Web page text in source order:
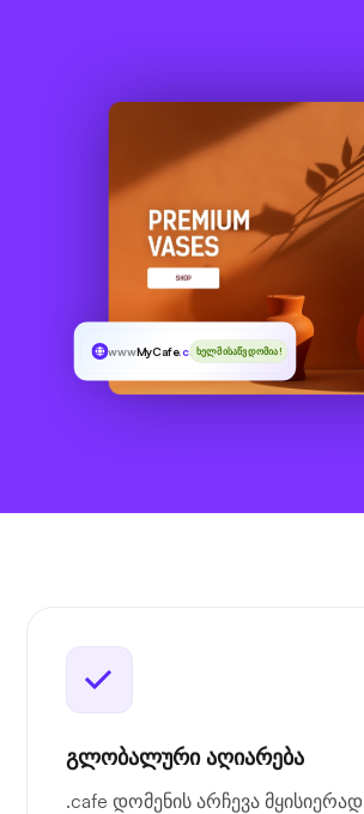
wwwMyCafe.cafeხელმისაწვდომია!
გლობალური აღიარება
.cafe დომენის არჩევა მყისიერად